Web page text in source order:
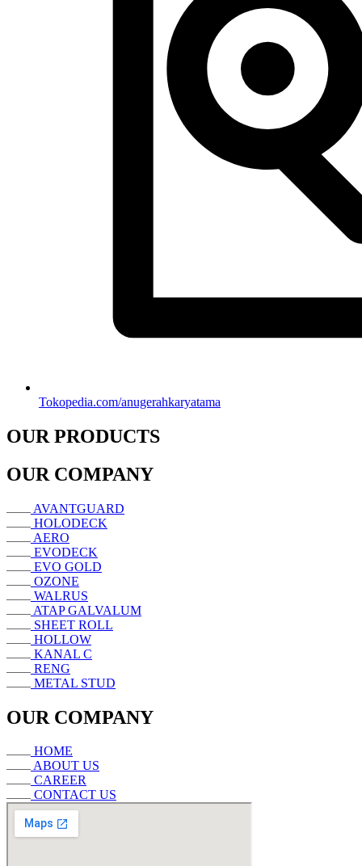
Tokopedia.com/anugerahkaryatama
OUR PRODUCTS
OUR COMPANY
AVANTGUARD
HOLODECK
AERO
EVODECK
EVO GOLD
OZONE
WALRUS
ATAP GALVALUM
SHEET ROLL
HOLLOW
KANAL C
RENG
METAL STUD
OUR COMPANY
HOME
ABOUT US
CAREER
CONTACT US